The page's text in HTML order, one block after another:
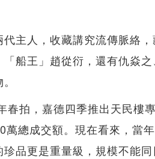
代主人，收藏講究流傳脈絡
「船王」趙從衍，還有仇焱
春拍，嘉德四季推出天民樓
萬總成交額。現在看來，當
珍品更是重量級，規模不能